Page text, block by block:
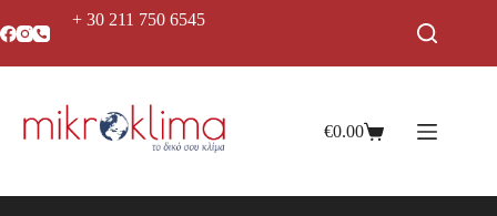
+ 30 211 750 6545
€0.00